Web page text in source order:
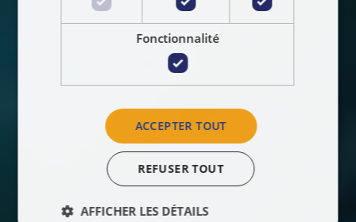
Fonctionnalité
ACCEPTER TOUT
REFUSER TOUT
AFFICHER LES DÉTAILS